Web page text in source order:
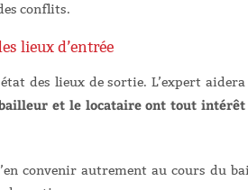
conflits.
lieux d’entrée
des lieux de sortie. L’expert aidera
et le locataire ont tout intérêt
convenir autrement au cours du